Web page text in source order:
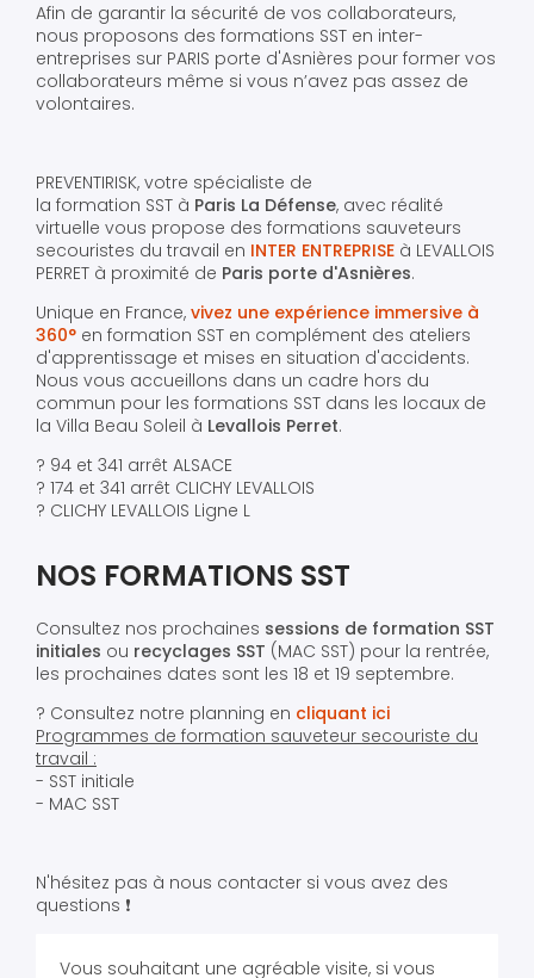
Afin de garantir la sécurité de vos collaborateurs,
nous proposons des formations SST en inter-
entreprises sur PARIS porte d'Asnières pour former vos
collaborateurs même si vous n’avez pas assez de
volontaires.
PREVENTIRISK, votre spécialiste de
la formation SST à Paris La Défense, avec réalité
virtuelle vous propose des formations sauveteurs
secouristes du travail en INTER ENTREPRISE à LEVALLOIS
PERRET à proximité de Paris porte d'Asnières.
Unique en France, vivez une expérience immersive à
360° en formation SST en complément des ateliers
d'apprentissage et mises en situation d'accidents.
Nous vous accueillons dans un cadre hors du
commun pour les formations SST dans les locaux de
la Villa Beau Soleil à Levallois Perret.
? 94 et 341 arrêt ALSACE
? 174 et 341 arrêt CLICHY LEVALLOIS
? CLICHY LEVALLOIS Ligne L
NOS FORMATIONS SST
Consultez nos prochaines sessions de formation SST
initiales ou recyclages SST (MAC SST) pour la rentrée,
les prochaines dates sont les 18 et 19 septembre.
? Consultez notre planning en cliquant ici
Programmes de formation sauveteur secouriste du
travail :
- SST initiale
- MAC SST
N'hésitez pas à nous contacter si vous avez des
questions ❗️
Vous souhaitant une agréable visite, si vous